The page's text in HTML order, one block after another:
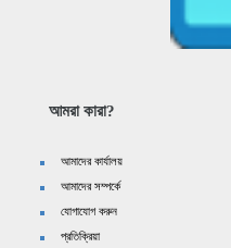
আমরা কারা?
আমাদের কার্যালয়
আমাদের সম্পর্কে
যোগাযোগ করুন
প্রতিক্রিয়া